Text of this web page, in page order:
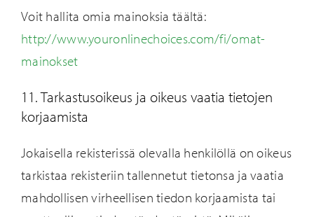
Voit hallita omia mainoksia täältä:
http://www.youronlinechoices.com/fi/omat-
mainokset
11. Tarkastusoikeus ja oikeus vaatia tietojen
korjaamista
Jokaisella rekisterissä olevalla henkilöllä on oikeus
tarkistaa rekisteriin tallennetut tietonsa ja vaatia
mahdollisen virheellisen tiedon korjaamista tai